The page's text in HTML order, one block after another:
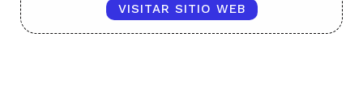
VISITAR SITIO WEB